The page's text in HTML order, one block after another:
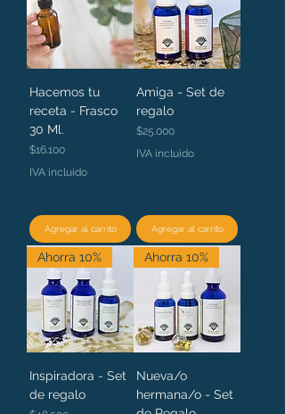
Hacemos tu
receta - Frasco
30 Ml.
Precio
$16.100
IVA incluido
Agregar al carrito
Amiga - Set de
regalo
Precio
$25.000
IVA incluido
Agregar al carrito
Ahorra 10%
Inspiradora - Set
de regalo
Ahorra 10%
Nueva/o
hermana/o - Set